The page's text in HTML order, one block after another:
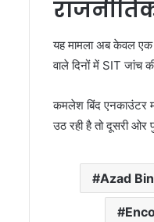
यह मामला अब केवल एक
वाले दिनों में SIT जांच
कमलेश बिंद एनकाउंटर
उठ रही है तो दूसरी ओर
Azad